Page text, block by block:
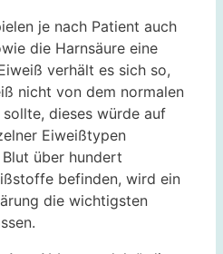
je nach Patient auch
die Harnsäure eine
verhält es sich so,
nicht von dem normalen
dieses würde auf
Eiweißtypen
über hundert
befinden, wird ein
die wichtigsten